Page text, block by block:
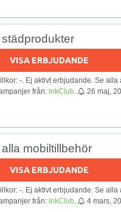
VISA ERBJUDANDE
-. Ej aktivt erbjudande. Se alla
från: InkClub 26 maj,
mobiltillbehör
VISA ERBJUDANDE
-. Ej aktivt erbjudande. Se alla
från: InkClub 4 mars,